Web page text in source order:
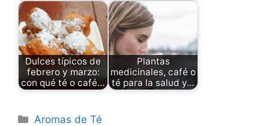
Dulces típicos de
febrero y marzo:
con qué té o café…
Plantas
medicinales, café o
té para la salud y…
Categories
Aromas de Té